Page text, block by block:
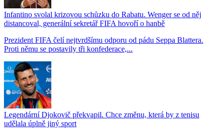
Infantino svolal krizovou schůzku do Rabatu. Wenger se od něj
distancoval, generální sekretář FIFA hovoří o hanbě
Prezident FIFA čelí nejtvrdšímu odporu od pádu Seppa Blattera.
Proti němu se postavily tři konfederace,...
Legendární Djokovič překvapil. Chce změnu, která by z tenisu
udělala úplně jiný sport